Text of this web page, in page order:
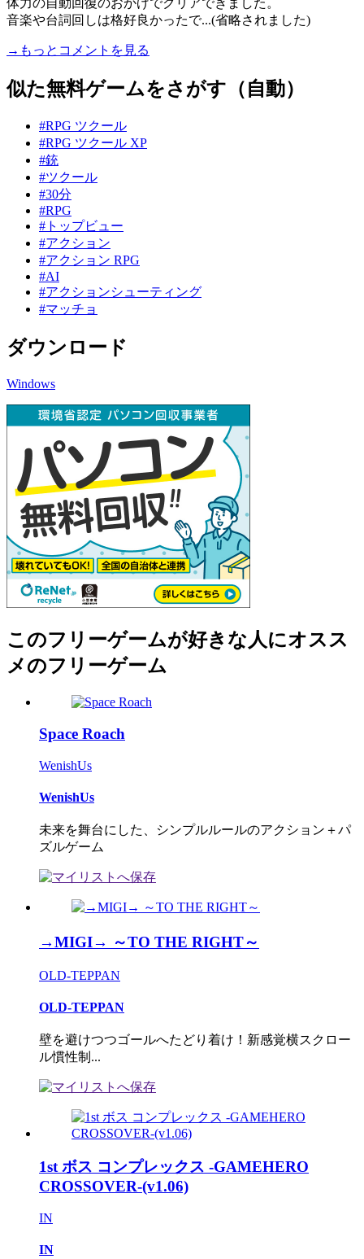
音楽や台詞回しは格好良かったで...(省略されました)
→もっとコメントを見る
似た無料ゲームをさがす（自動）
#RPG ツクール
#RPG ツクール XP
#銃
#ツクール
#30分
#RPG
#トップビュー
#アクション
#アクション RPG
#AI
#アクションシューティング
#マッチョ
ダウンロード
Windows
このフリーゲームが好きな人にオスス
メのフリーゲーム
Space Roach
WenishUs
WenishUs
未来を舞台にした、シンプルルールのアクション＋パ
ズルゲーム
→MIGI→ ～TO THE RIGHT～
OLD-TEPPAN
OLD-TEPPAN
壁を避けつつゴールへたどり着け！新感覚横スクロー
ル慣性制...
1st ボス コンプレックス -GAMEHERO
CROSSOVER-(v1.06)
IN
IN